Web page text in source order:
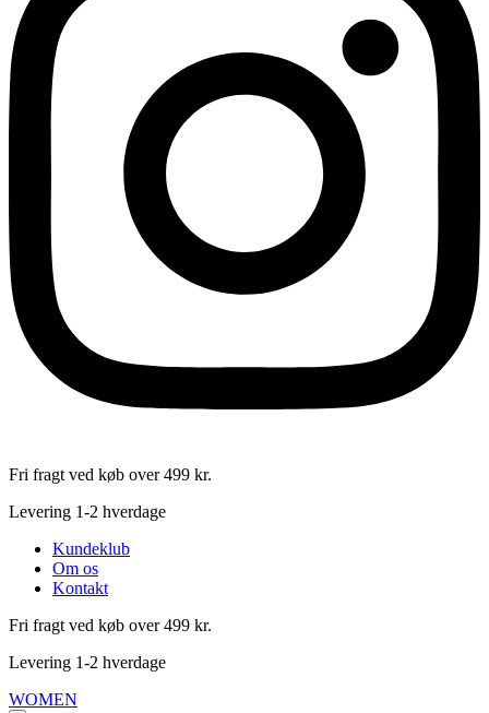
Fri fragt ved køb over 499 kr.
Levering 1-2 hverdage
Kundeklub
Om os
Kontakt
Fri fragt ved køb over 499 kr.
Levering 1-2 hverdage
WOMEN